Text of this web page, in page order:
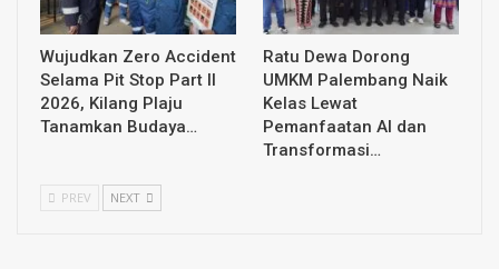
Wujudkan Zero Accident
Selama Pit Stop Part II
2026, Kilang Plaju
Tanamkan Budaya…
Ratu Dewa Dorong
UMKM Palembang Naik
Kelas Lewat
Pemanfaatan AI dan
Transformasi…
PREV NEXT